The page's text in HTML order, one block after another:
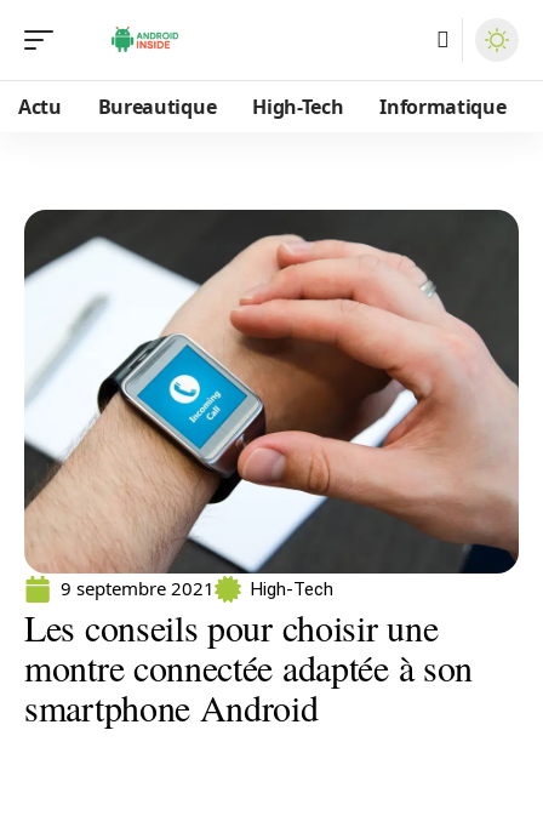
Actu Bureautique High-Tech Informatique
9 septembre 2021 High-Tech
Les conseils pour choisir une
montre connectée adaptée à son
smartphone Android